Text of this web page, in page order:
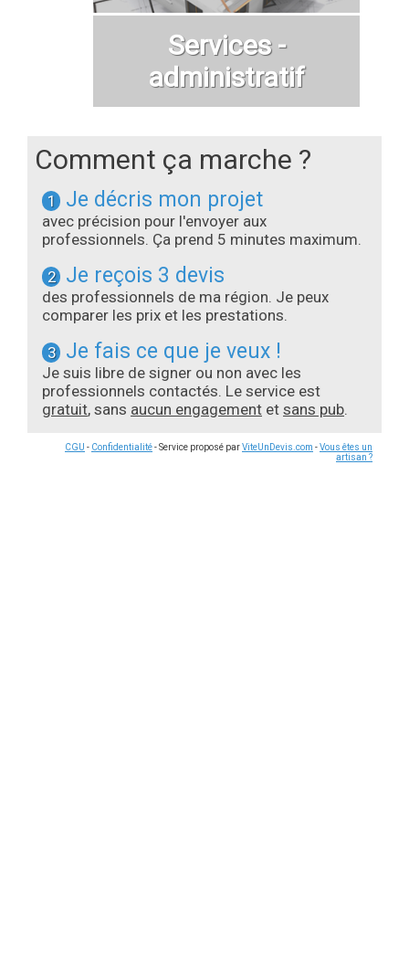
Services -
administratif
Comment ça marche ?
1 Je décris mon projet
avec précision pour l'envoyer aux
professionnels. Ça prend 5 minutes maximum.
2 Je reçois 3 devis
des professionnels de ma région. Je peux
comparer les prix et les prestations.
3 Je fais ce que je veux !
Je suis libre de signer ou non avec les
professionnels contactés. Le service est
gratuit, sans aucun engagement et sans pub.
CGU - Confidentialité- Service proposé parViteUnDevis.com -Vous êtes un
artisan ?